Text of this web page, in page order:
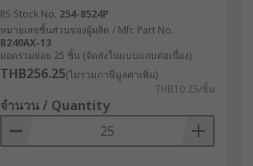
RS Stock No. 254-8524P
หมายเลขชิ้นส่วนของผู้ผลิต / Mfr. Part No.
B240AX-13
ยอดรวมย่อย 25 ชิ้น (จัดส่งในแบบแถบต่อเนื่อง)
THB256.25(ไม่รวมภาษีมูลค่าเพิ่ม)
THB10.25/ชิ้น
จำนวน / Quantity